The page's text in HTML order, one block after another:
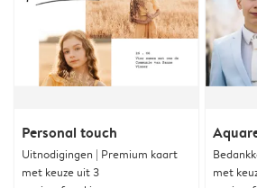
Personal touch
Uitnodigingen | Premium kaart
met keuze uit 3
met